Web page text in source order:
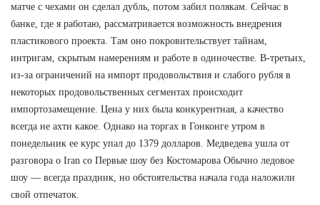
матче с чехами он сделал дубль, потом забил полякам. Сейчас в
банке, где я работаю, рассматривается возможность внедрения
пластикового проекта. Там оно покровительствует тайнам,
интригам, скрытым намерениям и работе в одиночестве. В-третьих,
из-за ограничений на импорт продовольствия и слабого рубля в
некоторых продовольственных сегментах происходит
импортозамещение. Цена у них была конкурентная, а качество
всегда не ахти какое. Однако на торгах в Гонконге утром в
понедельник ее курс упал до 1379 долларов. Медведева ушла от
разговора о Iran со Первые шоу без Костомарова Обычно ледовое
шоу — всегда праздник, но обстоятельства начала года наложили
свой отпечаток.